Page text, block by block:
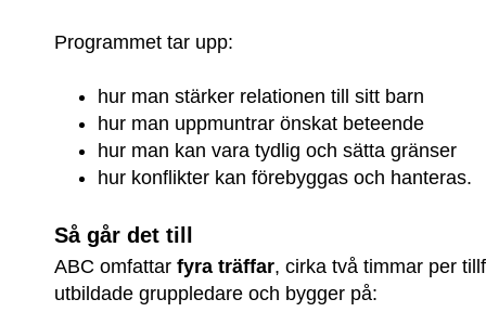
Programmet tar upp:
hur man stärker relationen till sitt barn
hur man uppmuntrar önskat beteende
hur man kan vara tydlig och sätta gränser
hur konflikter kan förebyggas och hanteras.
Så går det till
ABC omfattar fyra träffar, cirka två timmar per
utbildade gruppledare och bygger på: